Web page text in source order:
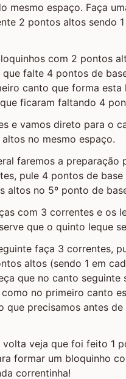
mesmo espaço. Faça
2 pontos altos sendo
com 2 pontos
que falte 4 pontos de
canto que forma
ficaram faltando 4
e vamos direto para o
no mesmo espaço.
faremos a
pule 4 pontos de
altos no 5º ponto de
com 3 correntes e os
que o quinto leque
faça 3 correntes,
altos (sendo 1 em
que no canto
no primeiro canto
que precisamos antes
volta veja que foi feito 1
formar um bloquinho
correntinha!